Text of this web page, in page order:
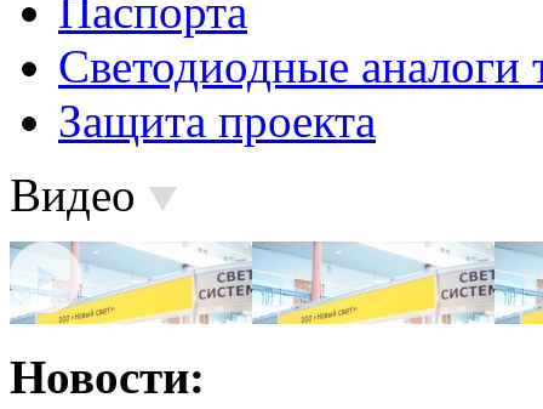
Паспорта
Светодиодные аналоги
Защита проекта
Видео
Новости: